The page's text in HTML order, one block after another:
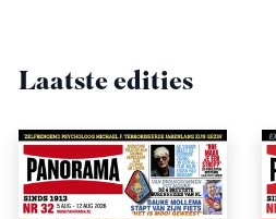
Laatste edities